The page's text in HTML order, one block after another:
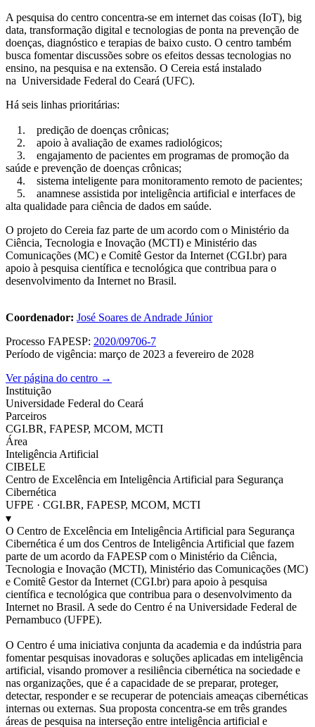
A pesquisa do centro concentra-se em internet das coisas (IoT), big
data, transformação digital e tecnologias de ponta na prevenção de
doenças, diagnóstico e terapias de baixo custo. O centro também
busca fomentar discussões sobre os efeitos dessas tecnologias no
ensino, na pesquisa e na extensão. O Cereia está instalado
na Universidade Federal do Ceará (UFC).
Há seis linhas prioritárias:
1. predição de doenças crônicas;
2. apoio à avaliação de exames radiológicos;
3. engajamento de pacientes em programas de promoção da
saúde e prevenção de doenças crônicas;
4. sistema inteligente para monitoramento remoto de pacientes;
5. anamnese assistida por inteligência artificial e interfaces de
alta qualidade para ciência de dados em saúde.
O projeto do Cereia faz parte de um acordo com o Ministério da
Ciência, Tecnologia e Inovação (MCTI) e Ministério das
Comunicações (MC) e Comitê Gestor da Internet (CGI.br) para
apoio à pesquisa científica e tecnológica que contribua para o
desenvolvimento da Internet no Brasil.
Coordenador: José Soares de Andrade Júnior
Processo FAPESP: 2020/09706-7
Período de vigência: março de 2023 a fevereiro de 2028
Ver página do centro →
Instituição
Universidade Federal do Ceará
Parceiros
CGI.BR, FAPESP, MCOM, MCTI
Área
Inteligência Artificial
CIBELE
Centro de Excelência em Inteligência Artificial para Segurança
Cibernética
UFPE · CGI.BR, FAPESP, MCOM, MCTI
▾
O Centro de Excelência em Inteligência Artificial para Segurança
Cibernética é um dos Centros de Inteligência Artificial que fazem
parte de um acordo da FAPESP com o Ministério da Ciência,
Tecnologia e Inovação (MCTI), Ministério das Comunicações (MC)
e Comitê Gestor da Internet (CGI.br) para apoio à pesquisa
científica e tecnológica que contribua para o desenvolvimento da
Internet no Brasil. A sede do Centro é na Universidade Federal de
Pernambuco (UFPE).
O Centro é uma iniciativa conjunta da academia e da indústria para
fomentar pesquisas inovadoras e soluções aplicadas em inteligência
artificial, visando promover a resiliência cibernética na sociedade e
nas organizações, que é a capacidade de se preparar, proteger,
detectar, responder e se recuperar de potenciais ameaças cibernéticas
internas ou externas. Sua proposta concentra-se em três grandes
áreas de pesquisa na interseção entre inteligência artificial e